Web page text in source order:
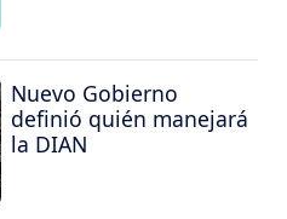
Nuevo Gobierno
definió quién manejará
la DIAN